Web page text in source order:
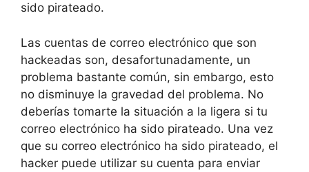
sido pirateado.
Las cuentas de correo electrónico que son
hackeadas son, desafortunadamente, un
problema bastante común, sin embargo, esto
no disminuye la gravedad del problema. No
deberías tomarte la situación a la ligera si tu
correo electrónico ha sido pirateado. Una vez
que su correo electrónico ha sido pirateado, el
hacker puede utilizar su cuenta para enviar